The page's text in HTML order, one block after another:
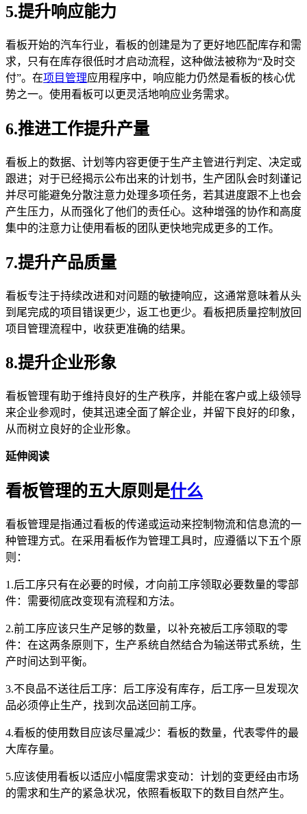
5.提升响应能力
看板开始的汽车行业，看板的创建是为了更好地匹配库存和需
求，只有在库存很低时才启动流程，这种做法被称为“及时交
付”。在项目管理应用程序中，响应能力仍然是看板的核心优
势之一。使用看板可以更灵活地响应业务需求。
6.推进工作提升产量
看板上的数据、计划等内容更便于生产主管进行判定、决定或
跟进；对于已经揭示公布出来的计划书，生产团队会时刻谨记
并尽可能避免分散注意力处理多项任务，若其进度跟不上也会
产生压力，从而强化了他们的责任心。这种增强的协作和高度
集中的注意力让使用看板的团队更快地完成更多的工作。
7.提升产品质量
看板专注于持续改进和对问题的敏捷响应，这通常意味着从头
到尾完成的项目错误更少，返工也更少。看板把质量控制放回
项目管理流程中，收获更准确的结果。
8.提升企业形象
看板管理有助于维持良好的生产秩序，并能在客户或上级领导
来企业参观时，使其迅速全面了解企业，并留下良好的印象，
从而树立良好的企业形象。
延伸阅读
看板管理的五大原则是什么
看板管理是指通过看板的传递或运动来控制物流和信息流的一
种管理方式。在采用看板作为管理工具时，应遵循以下五个原
则：
1.后工序只有在必要的时候，才向前工序领取必要数量的零部
件：需要彻底改变现有流程和方法。
2.前工序应该只生产足够的数量，以补充被后工序领取的零
件：在这两条原则下，生产系统自然结合为输送带式系统，生
产时间达到平衡。
3.不良品不送往后工序：后工序没有库存，后工序一旦发现次
品必须停止生产，找到次品送回前工序。
4.看板的使用数目应该尽量减少：看板的数量，代表零件的最
大库存量。
5.应该使用看板以适应小幅度需求变动：计划的变更经由市场
的需求和生产的紧急状况，依照看板取下的数目自然产生。